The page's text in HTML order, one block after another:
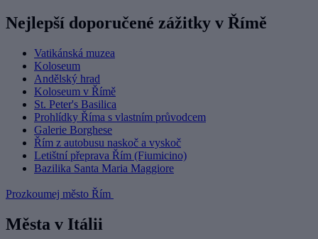
Nejlepší doporučené zážitky v Římě
Vatikánská muzea
Koloseum
Andělský hrad
Koloseum v Římě
St. Peter's Basilica
Prohlídky Říma s vlastním průvodcem
Galerie Borghese
Řím z autobusu naskoč a vyskoč
Letištní přeprava Řím (Fiumicino)
Bazilika Santa Maria Maggiore
Prozkoumej město Řím
Města v Itálii